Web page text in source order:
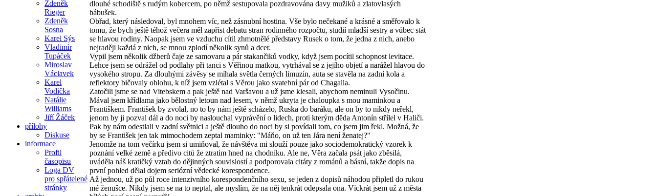
Zdeněk
Rieger
Zdeněk
Sosna
Karel Sýs
Vladimír
Tupáček
Miroslav
Václavek
Karel
Vodička
Natálie
Williams
Jiří Žáček
přílohy
Diskuse
informace
Profil
časopisu
Loga DV
pro spřátelené
stránky
dlouhé schodiště s rudým kobercem, po němž sestupovala pozdravována davy mužiků a zlatovlasých
bábušek.
Obřad, který následoval, byl mnohem víc, než zásnubní hostina. Vše bylo nečekané a krásné a směřovalo k
tomu, že bych ještě téhož večera měl zapříst debatu stran rodinného rozpočtu, studií mladší sestry a vůbec stát
se hlavou rodiny. Naopak jsem ve vzduchu cítil zhmotnělé představy Rusek o tom, že jedna z nich, anebo
nejraději každá z nich, se mnou zplodí několik synů a dcer.
Vypil jsem několik džberů čaje ze samovaru a pár stakančiků vodky, když jsem pocítil schopnost levitace.
Lehce jsem se odrážel od podlahy při tanci s Věřinou matkou, vytrhával se z jejího objetí a narážel hlavou do
vysokého stropu. Za dlouhými závěsy se míhala světla černých limuzín, auta se stavěla na zadní kola a
reflektory bičovaly oblohu, k níž jsem vzlétal s Věrou jako svatební pár od Chagalla.
Zatočili jsme se nad Vitebskem a pak ještě nad Varšavou a už jsme klesali, abychom neminuli Vysočinu.
Mával jsem křídlama jako bělostný letoun nad lesem, v němž ukryta je chaloupka s mou maminkou a
Františkem. František by zvolal, no to by nám ještě scházelo, Ruska do baráku, ale on by to nikdy neřekl,
jenom by ji pozval dál a do noci by naslouchal vyprávění o lidech, proti kterým děda Antonín střílel v Haliči.
Pak by nám odestlali v zadní světnici a ještě dlouho do noci by si povídali tom, co jsem jim řekl. Možná, že
by se František jen tak mimochodem zeptal maminky: "Máňo, on už ten Jára není ženatej?"
Jenomže na tom večírku jsem si umiňoval, že návštěva mi slouží pouze jako sociodemokratický vzorek k
poznání velké země a předivo citů že ztratím hned na chodníku. Ale ne, Věra začala psát jako zběsilá,
uváděla náš kratičký vztah do dějinných souvislostí a podporovala citáty z románů a básní, takže dopis na
první pohled dělal dojem seriózní vědecké korespondence.
Až jednou, už po půl roce intenzivního korespondenčního sexu, se jeden z dopisů náhodou připletl do rukou
mé ženušce. Nikdy jsem se na to neptal, ale myslím, že na něj tenkrát odepsala ona. Víckrát jsem už z města